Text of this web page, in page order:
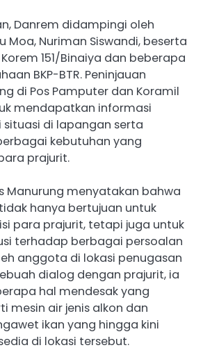
Danrem didampingi oleh
Moa, Nuriman Siswandi, beserta
151/Binaiya dan beberapa
BKP-BTR. Peninjauan
di Pos Pamputer dan Koramil
mendapatkan informasi
di lapangan serta
kebutuhan yang
prajurit.
Manurung menyatakan bahwa
hanya bertujuan untuk
para prajurit, tetapi juga untuk
terhadap berbagai persoalan
anggota di lokasi penugasan
dialog dengan prajurit, ia
hal mendesak yang
mesin air jenis alkon dan
ikan yang hingga kini
di lokasi tersebut.